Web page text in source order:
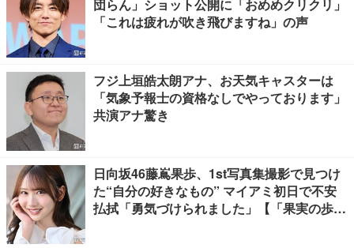
団らん」ショット公開に「おめめクリクリ」
「これは疲れが吹き飛びますね」の声
フジ上垣皓太朗アナ、お天気キャスターは
「気象予報士の資格なしでやっております」
共演アナ驚き
日向坂46藤嶌果歩、1st写真集撮影で見つけ
た“自分の好きなもの” マイアミ初日で不安
払拭「勇気づけられました」【「果実の歩